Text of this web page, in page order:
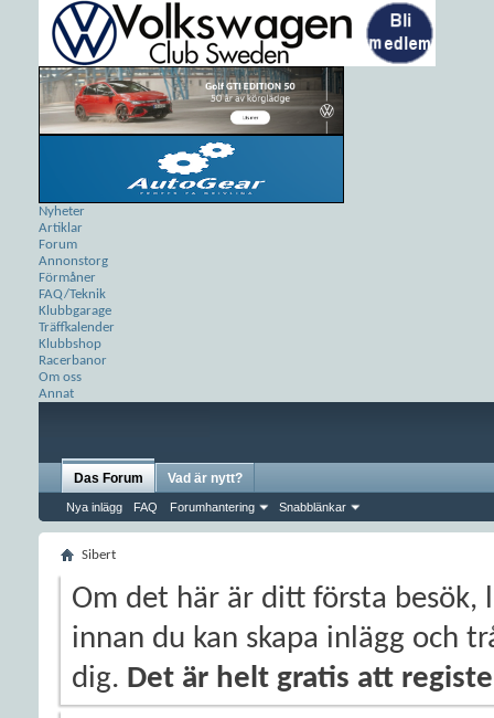
Nyheter
Artiklar
Forum
Annonstorg
Förmåner
FAQ/Teknik
Klubbgarage
Träffkalender
Klubbshop
Racerbanor
Om oss
Annat
Das Forum
Nya inlägg FAQ Forumhantering Snabblänkar
Vad är nytt?
Sibert
Om det här är ditt första besök,
innan du kan skapa inlägg och
dig. Det är helt gratis att